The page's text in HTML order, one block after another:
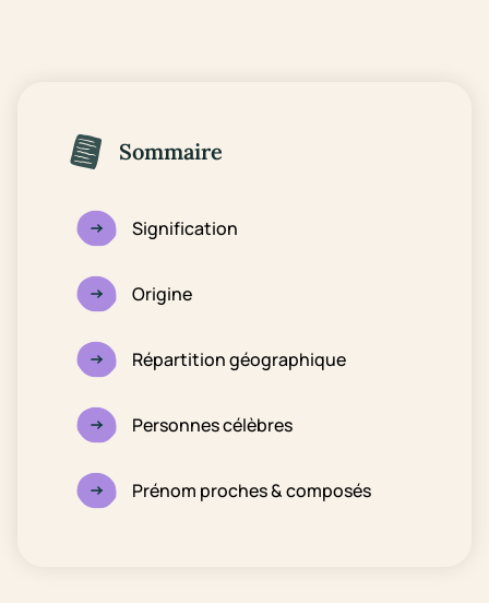
Sommaire
Signification
Origine
Répartition géographique
Personnes célèbres
Prénom proches & composés